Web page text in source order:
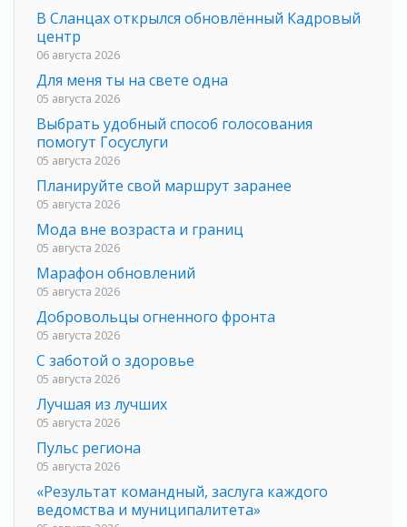
В Сланцах открылся обновлённый Кадровый
центр
06 августа 2026
Для меня ты на свете одна
05 августа 2026
Выбрать удобный способ голосования
помогут Госуслуги
05 августа 2026
Планируйте свой маршрут заранее
05 августа 2026
Мода вне возраста и границ
05 августа 2026
Марафон обновлений
05 августа 2026
Добровольцы огненного фронта
05 августа 2026
С заботой о здоровье
05 августа 2026
Лучшая из лучших
05 августа 2026
Пульс региона
05 августа 2026
«Результат командный, заслуга каждого
ведомства и муниципалитета»